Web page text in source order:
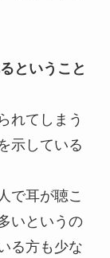
ということ
れてしまう
示している
で耳が聴こ
いというの
る方も少な